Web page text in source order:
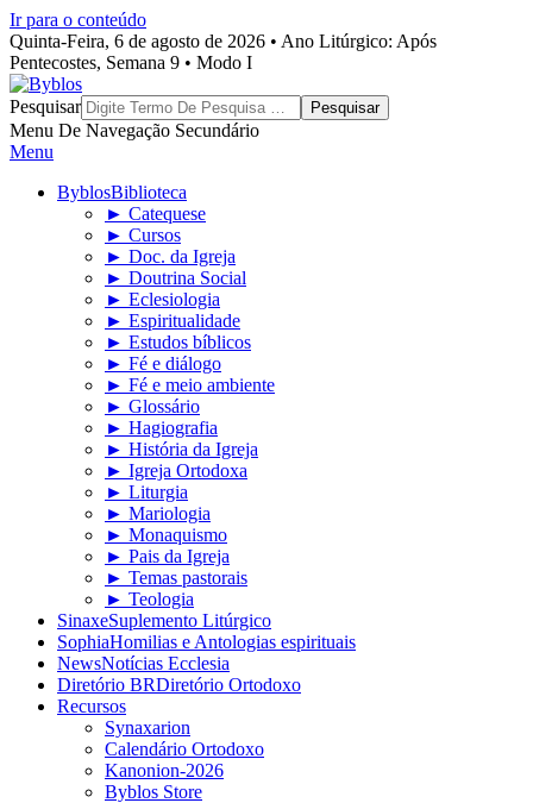
Ir para o conteúdo
Quinta-Feira, 6 de agosto de 2026 • Ano Litúrgico: Após
Pentecostes, Semana 9 • Modo I
Byblos
Pesquisar
Menu De Navegação Secundário
Menu
ByblosBiblioteca
► Catequese
► Cursos
► Doc. da Igreja
► Doutrina Social
► Eclesiologia
► Espiritualidade
► Estudos bíblicos
► Fé e diálogo
► Fé e meio ambiente
► Glossário
► Hagiografia
► História da Igreja
► Igreja Ortodoxa
► Liturgia
► Mariologia
► Monaquismo
► Pais da Igreja
► Temas pastorais
► Teologia
SinaxeSuplemento Litúrgico
SophiaHomilias e Antologias espirituais
NewsNotícias Ecclesia
Diretório BRDiretório Ortodoxo
Recursos
Synaxarion
Calendário Ortodoxo
Kanonion-2026
Byblos Store